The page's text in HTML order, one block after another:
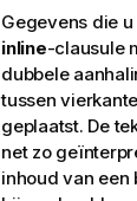
Gegevens die
inline-clausule
dubbele
tussen
geplaatst. De
net zo
inhoud van een